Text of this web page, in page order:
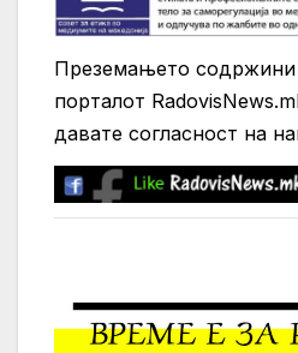
Преземањето
порталот
давате согласност на